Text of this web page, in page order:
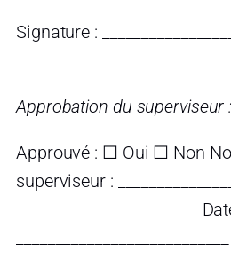
Signature :
Approbation du superviseur :
Approuvé : ☐ Oui ☐ Non
superviseur :
_______________________